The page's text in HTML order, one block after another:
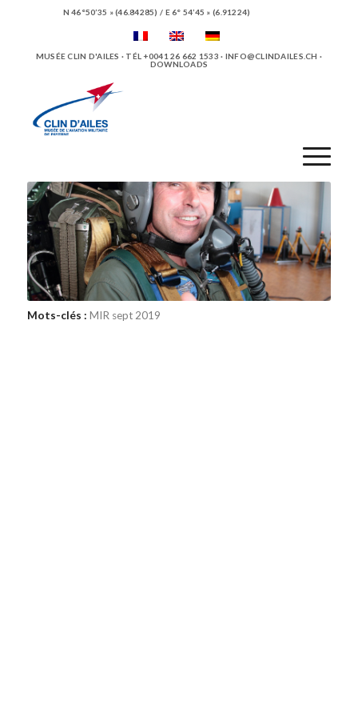
N 46°50’35 » (46.84285) / E 6° 54’45 » (6.91224)
MUSÉE CLIN D'AILES · TÉL +0041 26 662 1533 · INFO@CLINDAILES.CH ·
DOWNLOADS
Mots-clés : MIR sept 2019